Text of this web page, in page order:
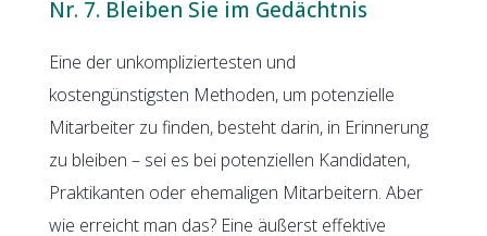
Nr. 7. Bleiben Sie im Gedächtnis
Eine der unkompliziertesten und
kostengünstigsten Methoden, um potenzielle
Mitarbeiter zu finden, besteht darin, in Erinnerung
zu bleiben – sei es bei potenziellen Kandidaten,
Praktikanten oder ehemaligen Mitarbeitern. Aber
wie erreicht man das? Eine äußerst effektive